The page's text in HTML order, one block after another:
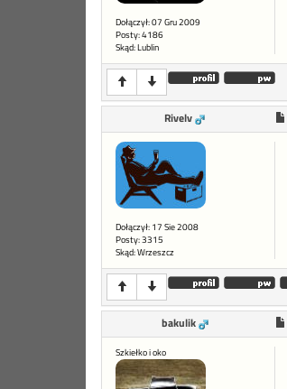
Dołączył: 07 Gru 2009
Posty: 4186
Skąd: Lublin
Rivelv
Dołączył: 17 Sie 2008
Posty: 3315
Skąd: Wrzeszcz
bakulik
Szkiełko i oko